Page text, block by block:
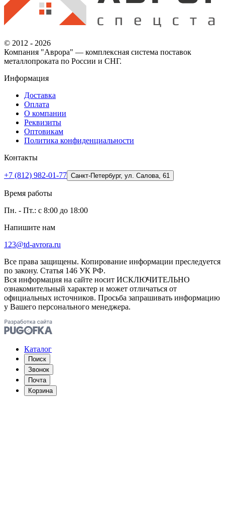
© 2012 - 2026
Компания "Аврора" — комплексная система поставок
металлопроката по России и СНГ.
Информация
Доставка
Оплата
О компании
Реквизиты
Оптовикам
Политика конфиденциальности
Контакты
+7 (812) 982-01-77 Санкт-Петербург, ул. Салова, 61
Время работы
Пн. - Пт.: с 8:00 до 18:00
Напишите нам
123@td-avrora.ru
Все права защищены. Копирование информации преследуется
по закону. Статья 146 УК РФ.
Вся информация на сайте носит ИСКЛЮЧИТЕЛЬНО
ознакомительный характер и может отличаться от
официальных источников. Просьба запрашивать информацию
у Вашего персонального менеджера.
Каталог
Поиск
Звонок
Почта
Корзина